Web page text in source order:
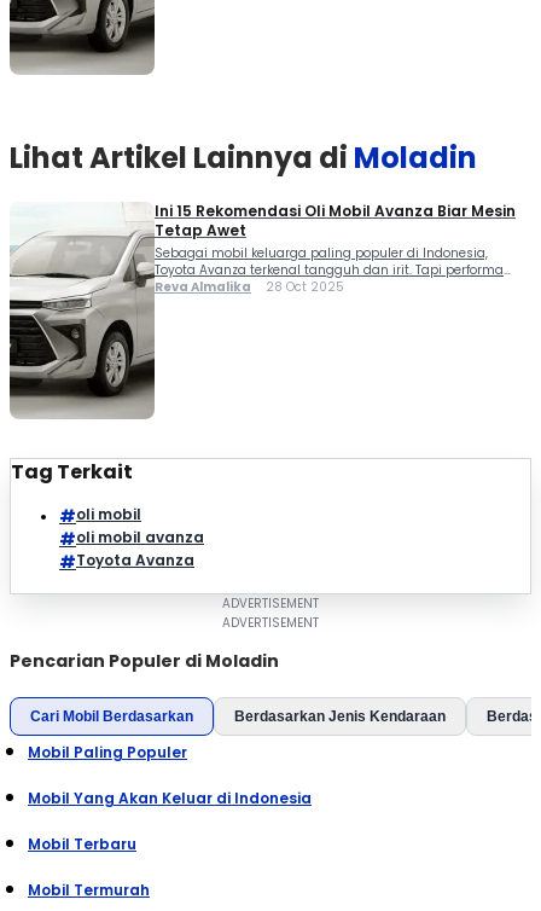
Lihat Artikel Lainnya di Moladin
Ini 15 Rekomendasi Oli Mobil Avanza Biar Mesin
Tetap Awet
Sebagai mobil keluarga paling populer di Indonesia,
Toyota Avanza terkenal tangguh dan irit. Tapi performa
optimalnya tentu tak lepas dari pemilihan oli yang tepat.
Reva Almalika 28 Oct 2025
Tag Terkait
oli mobil
oli mobil avanza
Toyota Avanza
Pencarian Populer di Moladin
Cari Mobil Berdasarkan Berdasarkan Jenis Kendaraan
Mobil Paling Populer
Mobil Yang Akan Keluar di Indonesia
Mobil Terbaru
Mobil Termurah